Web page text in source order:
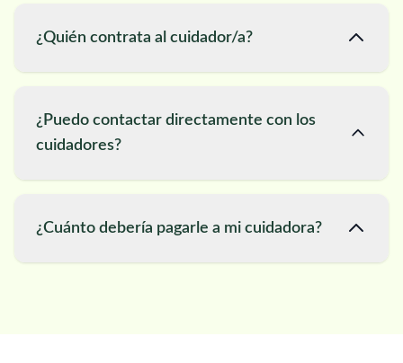
¿Quién contrata al cuidador/a?
¿Puedo contactar directamente con los
cuidadores?
¿Cuánto debería pagarle a mi cuidadora?